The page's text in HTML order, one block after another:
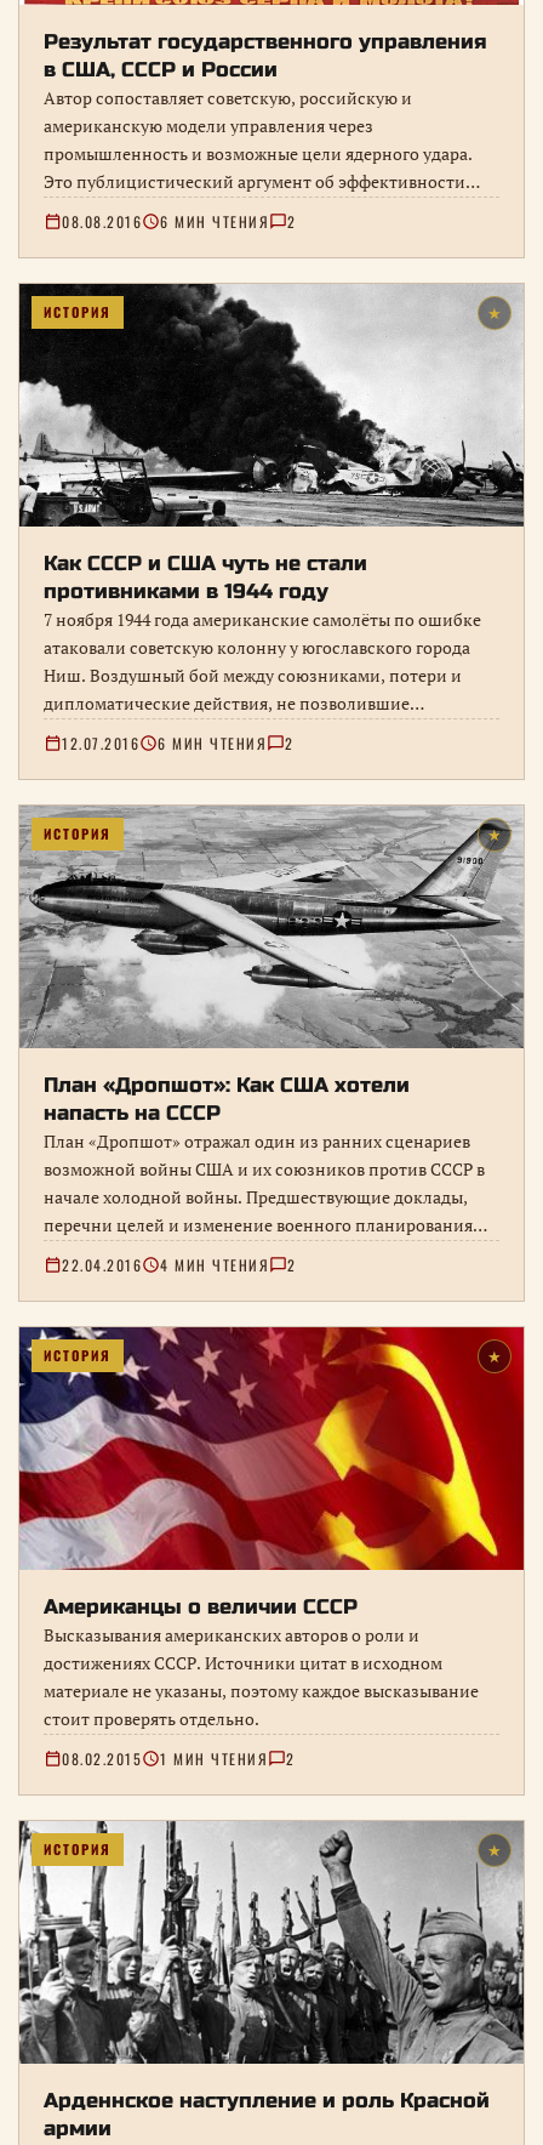
Результат государственного управления
в США, СССР и России
Автор сопоставляет советскую, российскую и
американскую модели управления через
промышленность и возможные цели ядерного удара.
Это публицистический аргумент об эффективности
государственной собственности, а не нейтральное
08.08.2016 6 МИН ЧТЕНИЯ 2
ИСТОРИЯ ★
Как СССР и США чуть не стали
противниками в 1944 году
7 ноября 1944 года американские самолёты по ошибке
атаковали советскую колонну у югославского города
Ниш. Воздушный бой между союзниками, потери и
дипломатические действия, не позволившие
инциденту перерасти в открытый конфликт.
12.07.2016 6 МИН ЧТЕНИЯ 2
ИСТОРИЯ ★
План «Дропшот»: Как США хотели
напасть на СССР
План «Дропшот» отражал один из ранних сценариев
возможной войны США и их союзников против СССР в
начале холодной войны. Предшествующие доклады,
перечни целей и изменение военного планирования
после появления атомного оружия.
22.04.2016 4 МИН ЧТЕНИЯ 2
ИСТОРИЯ ★
Американцы о величии СССР
Высказывания американских авторов о роли и
достижениях СССР. Источники цитат в исходном
материале не указаны, поэтому каждое высказывание
стоит проверять отдельно.
08.02.2015 1 МИН ЧТЕНИЯ 2
ИСТОРИЯ ★
Арденнское наступление и роль Красной
армии